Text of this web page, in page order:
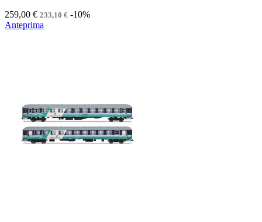
259,00 € 233,10 € -10%
Anteprima